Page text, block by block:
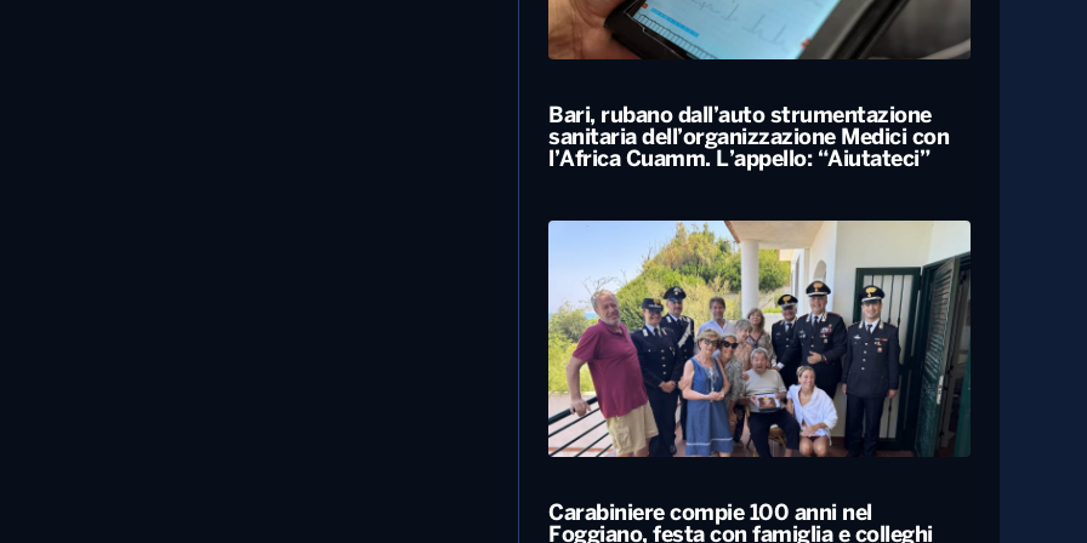
ALTRO
Locali
Bari, rubano dall’auto strumentazione